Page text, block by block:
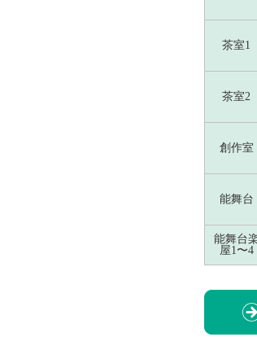
茶室1
茶室2
創作室
能舞台
能舞台
屋1〜4